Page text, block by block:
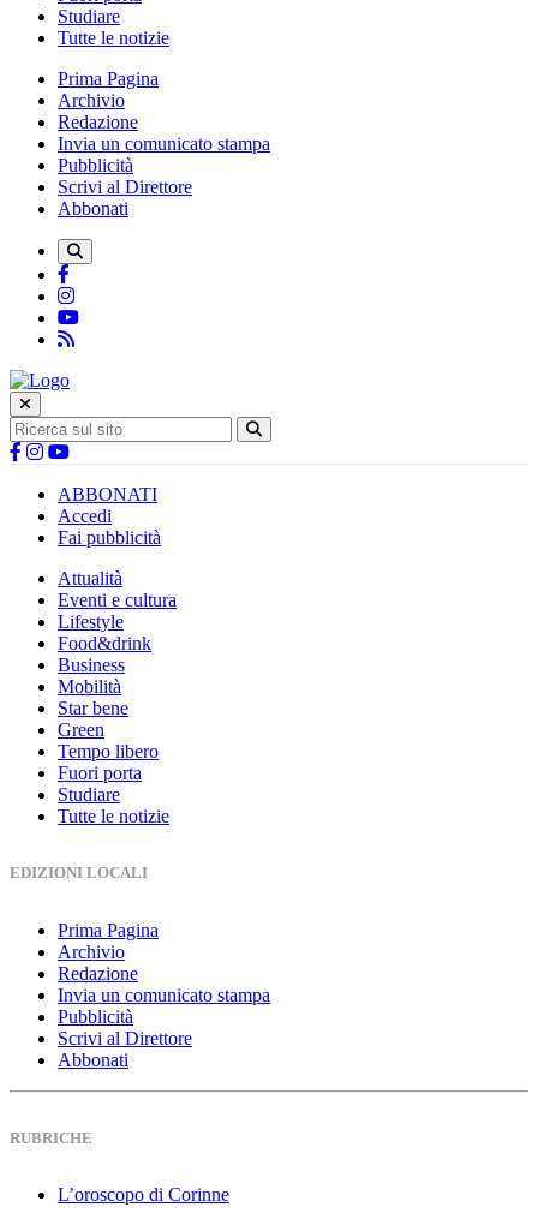
Studiare
Tutte le notizie
Prima Pagina
Archivio
Redazione
Invia un comunicato stampa
Pubblicità
Scrivi al Direttore
Abbonati
ABBONATI
Accedi
Fai pubblicità
Attualità
Eventi e cultura
Lifestyle
Food&drink
Business
Mobilità
Star bene
Green
Tempo libero
Fuori porta
Studiare
Tutte le notizie
EDIZIONI LOCALI
Prima Pagina
Archivio
Redazione
Invia un comunicato stampa
Pubblicità
Scrivi al Direttore
Abbonati
RUBRICHE
L’oroscopo di Corinne